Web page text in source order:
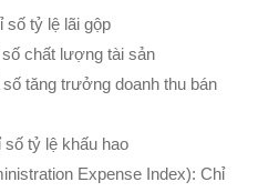
số tỷ lệ lãi gộp
chất lượng tài sản
tăng trưởng doanh thu bán
số tỷ lệ khấu hao
Expense Index): Chỉ